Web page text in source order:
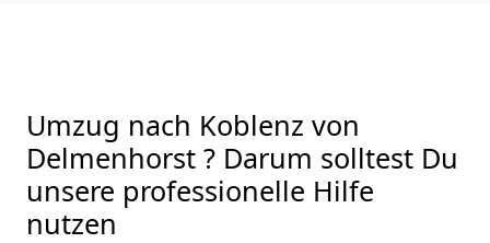
Umzug nach Koblenz von
Delmenhorst ? Darum solltest Du
unsere professionelle Hilfe
nutzen